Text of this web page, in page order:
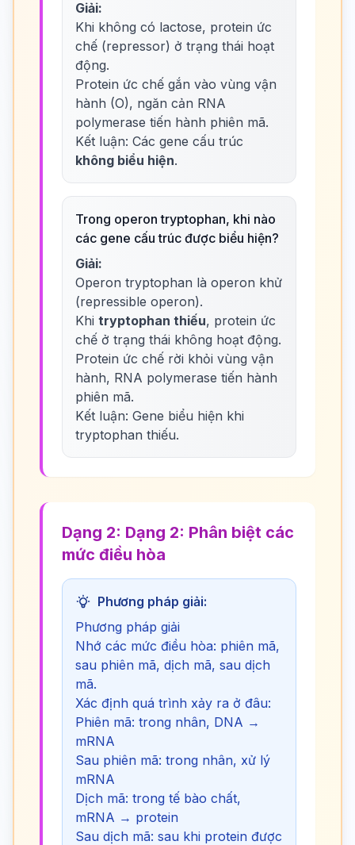
Giải:
Khi không có lactose, protein ức
chế (repressor) ở trạng thái hoạt
động.
Protein ức chế gắn vào vùng vận
hành (O), ngăn cản RNA
polymerase tiến hành phiên mã.
Kết luận: Các gene cấu trúc
không biểu hiện.
Trong operon tryptophan, khi nào
các gene cấu trúc được biểu hiện?
Giải:
Operon tryptophan là operon khử
(repressible operon).
Khi tryptophan thiếu, protein ức
chế ở trạng thái không hoạt động.
Protein ức chế rời khỏi vùng vận
hành, RNA polymerase tiến hành
phiên mã.
Kết luận: Gene biểu hiện khi
tryptophan thiếu.
Dạng 2: Dạng 2: Phân biệt các
mức điều hòa
Phương pháp giải:
Phương pháp giải
Nhớ các mức điều hòa: phiên mã,
sau phiên mã, dịch mã, sau dịch
mã.
Xác định quá trình xảy ra ở đâu:
Phiên mã: trong nhân, DNA →
mRNA
Sau phiên mã: trong nhân, xử lý
mRNA
Dịch mã: trong tế bào chất,
mRNA → protein
Sau dịch mã: sau khi protein được